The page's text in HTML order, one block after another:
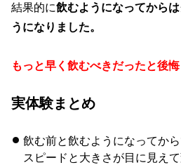
結果的に飲むようになってから
うになりました。
もっと早く飲むべきだったと後悔
実体験まとめ
飲む前と飲むようになってか
スピードと大きさが目に見えて